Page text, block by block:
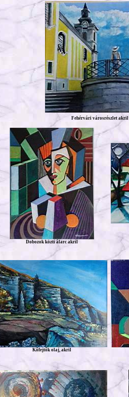
Fehérvári városrészlet akril
Dobozok közti álarc akril
Kőfejtők olaj, akril